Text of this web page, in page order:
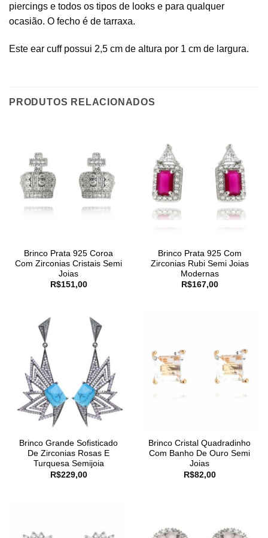
piercings e todos os tipos de looks e para qualquer
ocasião. O fecho é de tarraxa.
Este ear cuff possui 2,5 cm de altura por 1 cm de largura.
PRODUTOS RELACIONADOS
Brinco Prata 925 Coroa
Com Zirconias Cristais Semi
Joias
R$151,00
Brinco Prata 925 Com
Zirconias Rubi Semi Joias
Modernas
R$167,00
Brinco Grande Sofisticado
De Zirconias Rosas E
Turquesa Semijoia
R$229,00
Brinco Cristal Quadradinho
Com Banho De Ouro Semi
Joias
R$82,00